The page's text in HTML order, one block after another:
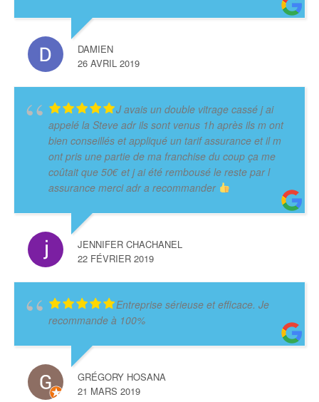
DAMIEN
26 AVRIL 2019
J avais un double vitrage cassé j ai
appelé la Steve adr ils sont venus 1h après ils m ont
bien conseillés et appliqué un tarif assurance et il m
ont pris une partie de ma franchise du coup ça me
coûtait que 50€ et j ai été rembousé le reste par l
assurance merci adr a recommander
JENNIFER CHACHANEL
22 FÉVRIER 2019
Entreprise sérieuse et efficace. Je
recommande à 100%
GRÉGORY HOSANA
21 MARS 2019